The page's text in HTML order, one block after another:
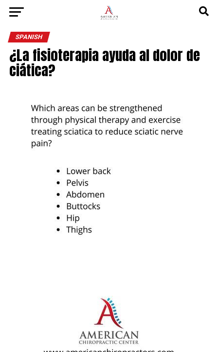
SPANISH
¿La fisioterapia ayuda al dolor de
ciática?